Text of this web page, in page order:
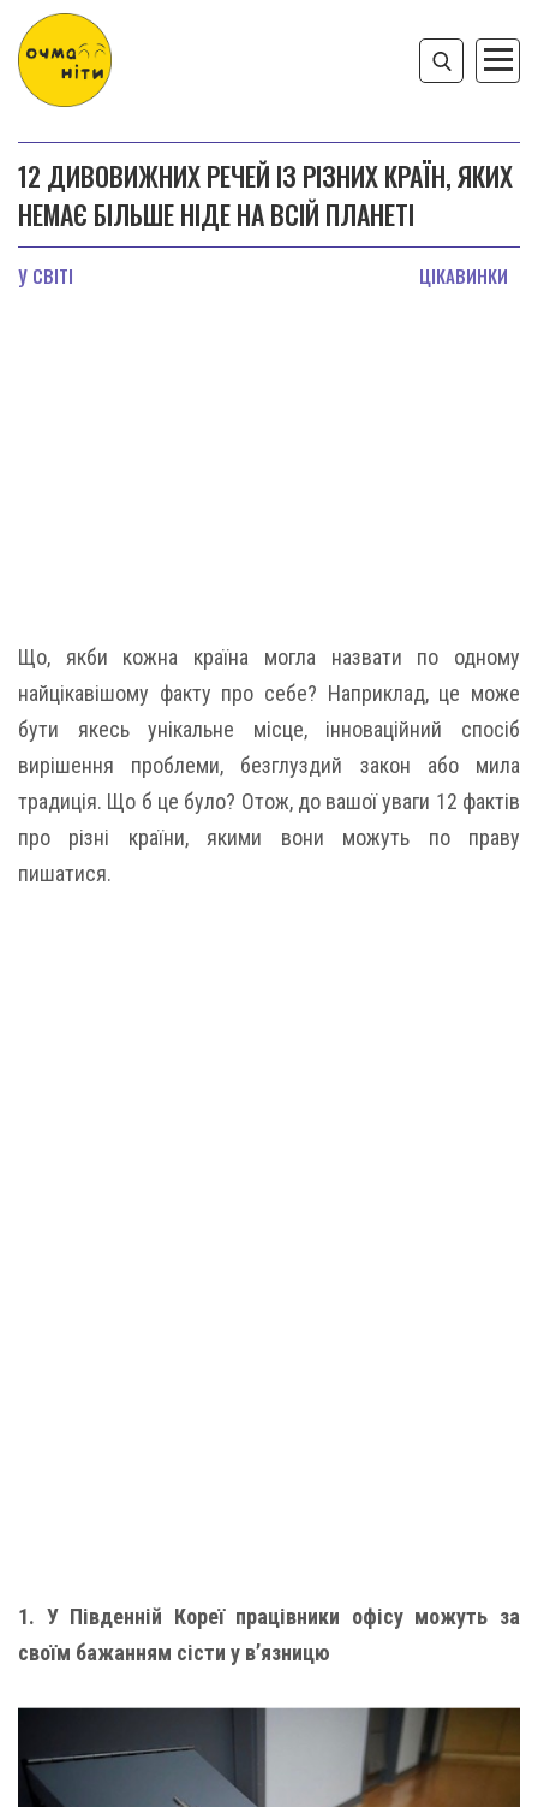
12 ДИВОВИЖНИХ РЕЧЕЙ ІЗ РІЗНИХ КРАЇН, ЯКИХ
НЕМАЄ БІЛЬШЕ НІДЕ НА ВСІЙ ПЛАНЕТІ
У СВІТІ ЦІКАВИНКИ
Що, якби кожна країна могла назвати по одному
найцікавішому факту про себе? Наприклад, це може
бути якесь унікальне місце, інноваційний спосіб
вирішення проблеми, безглуздий закон або мила
традиція. Що б це було? Отож, до вашої уваги 12 фактів
про різні країни, якими вони можуть по праву
пишатися.
1. У Південній Кореї працівники офісу можуть за
своїм бажанням сісти у в’язницю